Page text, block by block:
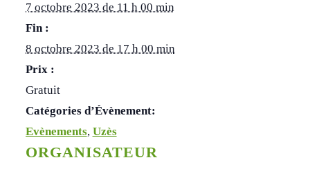
7 octobre 2023 de 11 h 00 min
Fin :
8 octobre 2023 de 17 h 00 min
Prix :
Gratuit
Catégories d’Évènement:
Evènements, Uzès
ORGANISATEUR